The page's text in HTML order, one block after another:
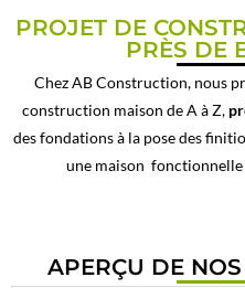
PROJET DE
PRÈS DE
Chez AB Construction, nous
construction maison de A à Z,
des fondations à la pose des
une maison fonctionnelle
APERÇU DE